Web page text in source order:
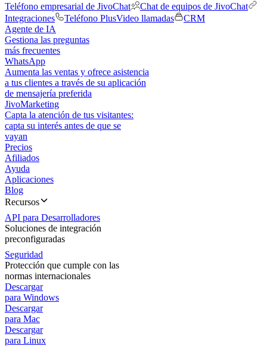
Teléfono empresarial de JivoChat
Chat de equipos de JivoChat
Integraciones
Teléfono PlusVideo llamadas
CRM
Agente de IA
Gestiona las preguntas
más frecuentes
WhatsApp
Aumenta las ventas y ofrece asistencia
a tus clientes a través de su aplicación
de mensajería preferida
JivoMarketing
Capta la atención de tus visitantes:
capta su interés antes de que se
vayan
Precios
Afiliados
Ayuda
Aplicaciones
Blog
Recursos
API para Desarrolladores
Soluciones de integración
preconfiguradas
Seguridad
Protección que cumple con las
normas internacionales
Descargar
para Windows
Descargar
para Mac
Descargar
para Linux